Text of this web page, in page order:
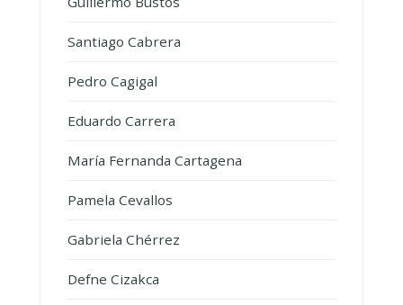
Santiago Cabrera
Pedro Cagigal
Eduardo Carrera
María Fernanda Cartagena
Pamela Cevallos
Gabriela Chérrez
Defne Cizakca